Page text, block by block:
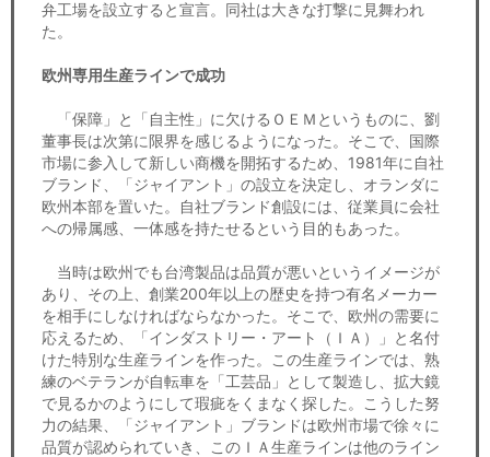
弁工場を設立すると宣言。同社は大きな打撃に見舞われ
た。
欧州専用生産ラインで成功
「保障」と「自主性」に欠けるＯＥＭというものに、劉
董事長は次第に限界を感じるようになった。そこで、国際
市場に参入して新しい商機を開拓するため、1981年に自社
ブランド、「ジャイアント」の設立を決定し、オランダに
欧州本部を置いた。自社ブランド創設には、従業員に会社
への帰属感、一体感を持たせるという目的もあった。
当時は欧州でも台湾製品は品質が悪いというイメージが
あり、その上、創業200年以上の歴史を持つ有名メーカー
を相手にしなければならなかった。そこで、欧州の需要に
応えるため、「インダストリー・アート（ＩＡ）」と名付
けた特別な生産ラインを作った。この生産ラインでは、熟
練のベテランが自転車を「工芸品」として製造し、拡大鏡
で見るかのようにして瑕疵をくまなく探した。こうした努
力の結果、「ジャイアント」ブランドは欧州市場で徐々に
品質が認められていき、このＩＡ生産ラインは他のライン